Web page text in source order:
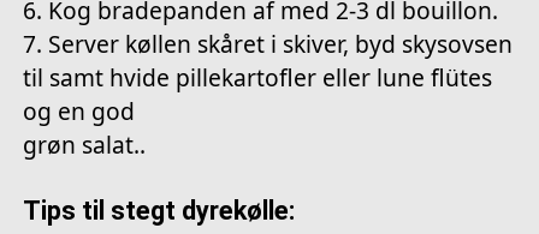
6. Kog bradepanden af med 2-3 dl bouillon.
7. Server køllen skåret i skiver, byd skysovsen
til samt hvide pillekartofler eller lune flütes
og en god
grøn salat..
Tips til stegt dyrekølle: